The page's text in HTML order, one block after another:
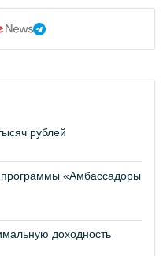
рублей
программы «Амбассадоры
доходность